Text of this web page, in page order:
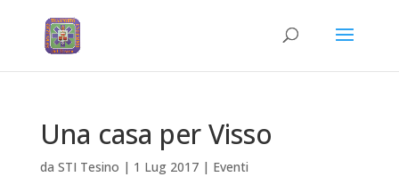
Una casa per Visso
da STI Tesino | 1 Lug 2017| Eventi